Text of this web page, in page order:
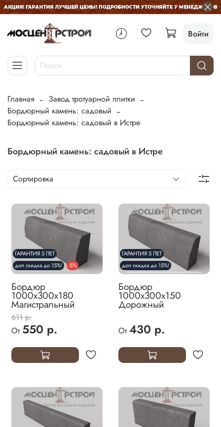
Войти
Главная
Завод тротуарной плитки
Бордюрный камень: садовый
Бордюрный камень: садовый в Истре
Бордюрный камень: садовый в Истре
ГАРАНТИЯ 5 ЛЕТ
доп скидка до 15%!
-5%
Бордюр
1000х300х180
Магистральный
611 р.
От 550 р.
ГАРАНТИЯ 5 ЛЕТ
доп скидка до 15%!
Бордюр
1000х300х150
Дорожный
От 430 р.